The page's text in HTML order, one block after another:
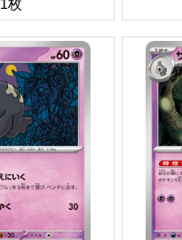
1枚